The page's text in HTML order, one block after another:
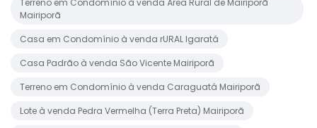
Terreno em Condomínio à venda Área Rural de Mairiporã
Mairiporã
Casa em Condomínio à venda rURAL Igaratá
Casa Padrão à venda São Vicente Mairiporã
Terreno em Condomínio à venda Caraguatá Mairiporã
Lote à venda Pedra Vermelha (Terra Preta) Mairiporã